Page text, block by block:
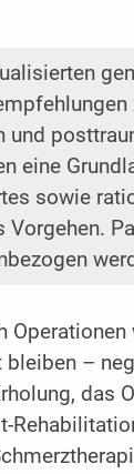
und
eine
sowie
Vorgehen.
bleiben –
das